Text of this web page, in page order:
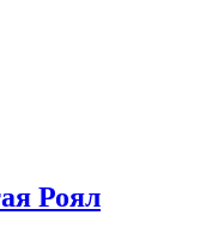
Роял